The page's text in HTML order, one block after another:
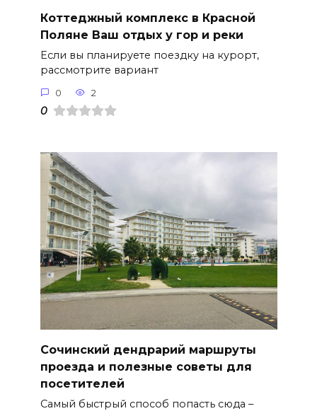
Коттеджный комплекс в Красной
Поляне Ваш отдых у гор и реки
Если вы планируете поездку на курорт,
рассмотрите вариант
0 2
0
Сочинский дендрарий маршруты
проезда и полезные советы для
посетителей
Самый быстрый способ попасть сюда –